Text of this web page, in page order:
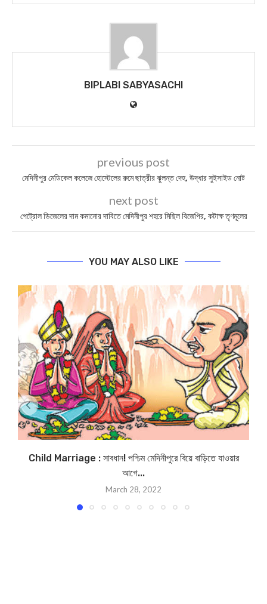
BIPLABI SABYASACHI
previous post
মেদিনীপুর মেডিকেল কলেজে হোস্টেলের রুমে ছাত্রীর ঝুলন্ত দেহ, উদ্ধার সুইসাইড নোট
next post
পেট্রোল ডিজেলের দাম কমানোর দাবিতে মেদিনীপুর শহরে মিছিল বিজেপির, কটাক্ষ তৃণমূলের
YOU MAY ALSO LIKE
Child Marriage : সাবধান! পশ্চিম মেদিনীপুরে বিয়ে বাড়িতে যাওয়ার
আগে...
March 28, 2022